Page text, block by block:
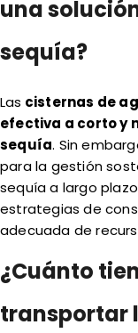
una
sequía?
Las cisternas de
efectiva a corto y
sequía. Sin
para la gestión
sequía a largo
estrategias de
adecuada de
¿Cuánto
transportar